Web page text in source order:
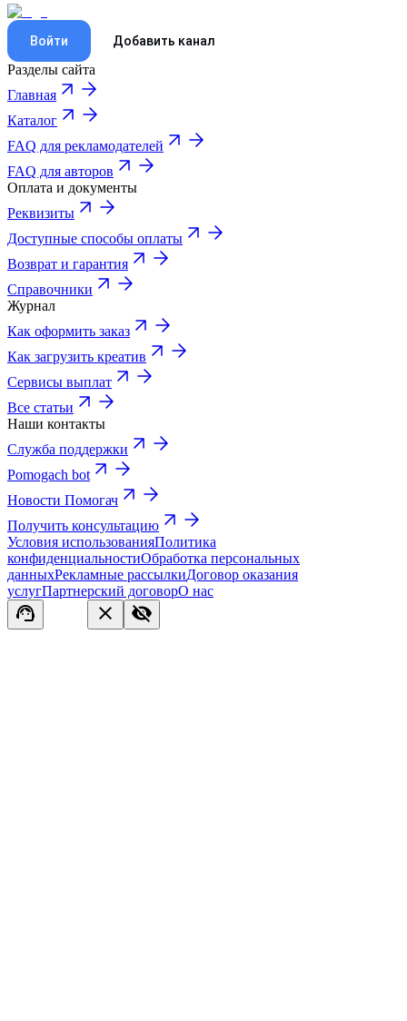
Войти Добавить канал
Разделы сайта
Главная
Каталог
FAQ для рекламодателей
FAQ для авторов
Оплата и документы
Реквизиты
Доступные способы оплаты
Возврат и гарантия
Справочники
Журнал
Как оформить заказ
Как загрузить креатив
Сервисы выплат
Все статьи
Наши контакты
Служба поддержки
Pomogach bot
Новости Помогач
Получить консультацию
Условия использованияПолитика
конфиденциальностиОбработка персональных
данныхРекламные рассылкиДоговор оказания
услугПартнерский договорО нас